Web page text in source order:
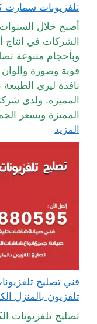
تلفزيونات سمارت
أصبح خلال
الشركات في
قوية وصورة
نافذة ليرى الطبيعة
المميزة. ولدى
المميزة وبسعر
المزيد
تلفزيون بالمنزل
تصليح تلفزيونات